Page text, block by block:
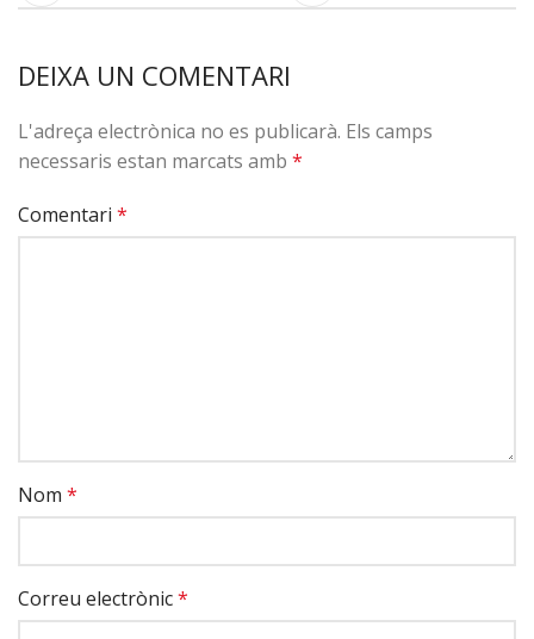
DEIXA UN COMENTARI
L'adreça electrònica no es publicarà. Els camps
necessaris estan marcats amb *
Comentari *
Nom *
Correu electrònic*